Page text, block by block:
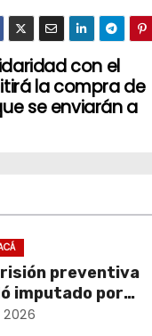
con el
la compra de
se enviarán a
preventiva
imputado por
de
2026